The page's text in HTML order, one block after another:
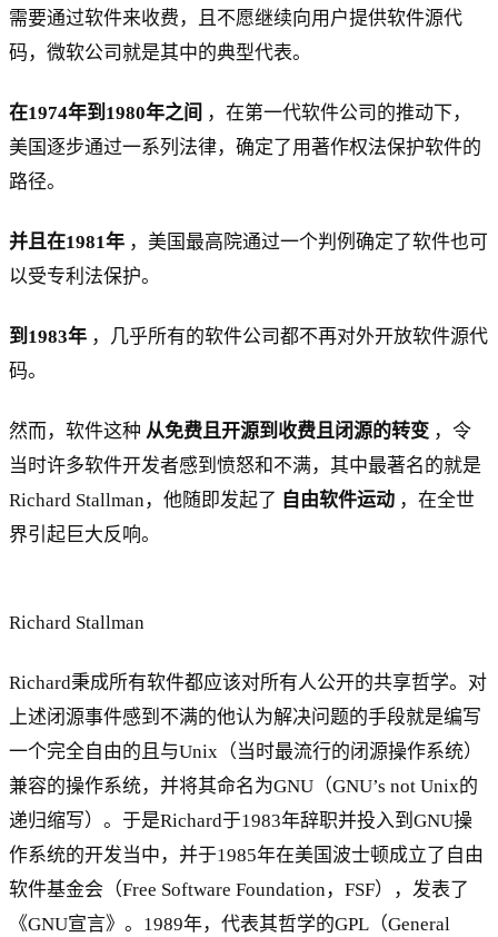
需要通过软件来收费，且不愿继续向用户提供软件源代
码，微软公司就是其中的典型代表。
在1974年到1980年之间 ，在第一代软件公司的推动下，
美国逐步通过一系列法律，确定了用著作权法保护软件的
路径。
并且在1981年 ，美国最高院通过一个判例确定了软件也可
以受专利法保护。
到1983年 ，几乎所有的软件公司都不再对外开放软件源代
码。
然而，软件这种 从免费且开源到收费且闭源的转变 ，令
当时许多软件开发者感到愤怒和不满，其中最著名的就是
Richard Stallman，他随即发起了 自由软件运动 ，在全世
界引起巨大反响。
Richard Stallman
Richard秉成所有软件都应该对所有人公开的共享哲学。对
上述闭源事件感到不满的他认为解决问题的手段就是编写
一个完全自由的且与Unix（当时最流行的闭源操作系统）
兼容的操作系统，并将其命名为GNU（GNU’s not Unix的
递归缩写）。于是Richard于1983年辞职并投入到GNU操
作系统的开发当中，并于1985年在美国波士顿成立了自由
软件基金会（Free Software Foundation，FSF），发表了
《GNU宣言》。1989年，代表其哲学的GPL（General